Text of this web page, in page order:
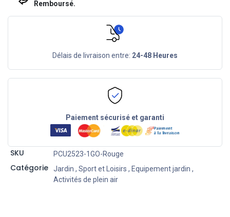
Remboursé.
Délais de livraison entre: 24-48 Heures
Paiement sécurisé et garanti
SKU PCU2523-1GO-Rouge
Catégorie Jardin , Sport et Loisirs , Equipement jardin ,
Activités de plein air